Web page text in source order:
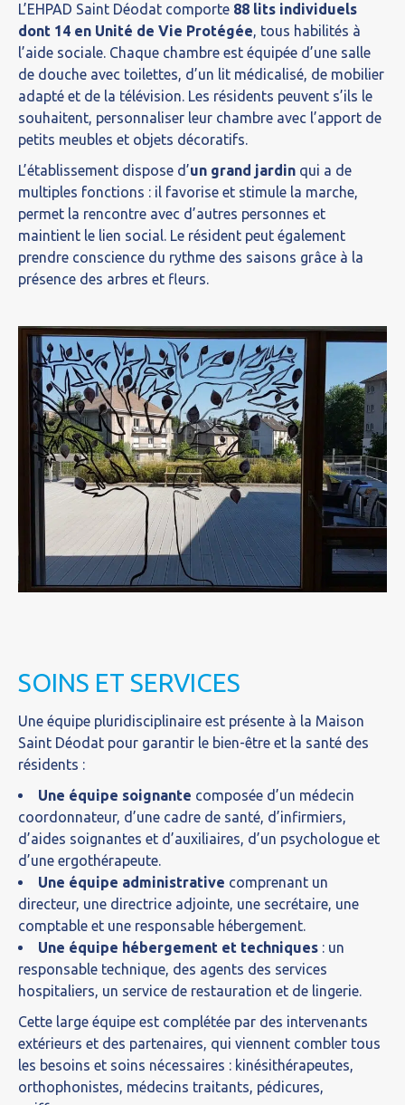
L’EHPAD Saint Déodat comporte 88 lits individuels
dont 14 en Unité de Vie Protégée, tous habilités à
l’aide sociale. Chaque chambre est équipée d’une salle
de douche avec toilettes, d’un lit médicalisé, de mobilier
adapté et de la télévision. Les résidents peuvent s’ils le
souhaitent, personnaliser leur chambre avec l’apport de
petits meubles et objets décoratifs.
L’établissement dispose d’un grand jardin qui a de
multiples fonctions : il favorise et stimule la marche,
permet la rencontre avec d’autres personnes et
maintient le lien social. Le résident peut également
prendre conscience du rythme des saisons grâce à la
présence des arbres et fleurs.
SOINS ET SERVICES
Une équipe pluridisciplinaire est présente à la Maison
Saint Déodat pour garantir le bien-être et la santé des
résidents :
Une équipe soignante composée d’un médecin
coordonnateur, d’une cadre de santé, d’infirmiers,
d’aides soignantes et d’auxiliaires, d’un psychologue et
d’une ergothérapeute.
Une équipe administrative comprenant un
directeur, une directrice adjointe, une secrétaire, une
comptable et une responsable hébergement.
Une équipe hébergement et techniques : un
responsable technique, des agents des services
hospitaliers, un service de restauration et de lingerie.
Cette large équipe est complétée par des intervenants
extérieurs et des partenaires, qui viennent combler tous
les besoins et soins nécessaires : kinésithérapeutes,
orthophonistes, médecins traitants, pédicures,